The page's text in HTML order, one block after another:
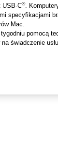
USB-C®.
specyfikacjami
Mac.
świadczenie